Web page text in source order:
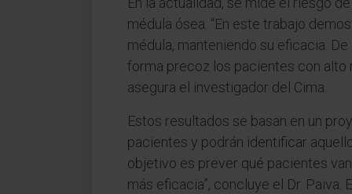
médula ósea. “En este trabajo
médula, manteniendo su eficacia.
forma precoz los pacientes con alto
asegura el investigador del Cima.
Estos resultados se basan en un
pacientes y podrán identificar
objetivo es prever qué pacientes
más eficacia”, concluye el Dr.